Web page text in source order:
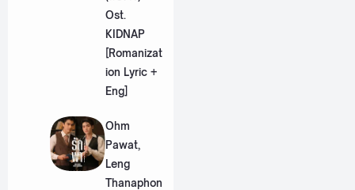
Ost.
KIDNAP
[Romanizat
ion Lyric +
Eng]
Ohm
Pawat,
Leng
Thanaphon